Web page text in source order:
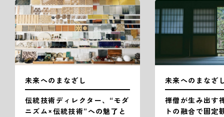
未来へのまなざし
伝統技術ディレクター、“モダ
ニズム×伝統技術”への魅了と
未来へのまなざ
禅僧が生み出す
トの融合で固定